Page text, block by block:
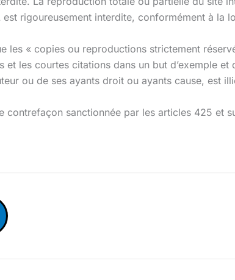
rigoureusement interdite, conformément à la
les « copies ou reproductions strictement
les courtes citations dans un but d’exemple et
ou de ses ayants droit ou ayants cause, est
sanctionnée par les articles 425 et